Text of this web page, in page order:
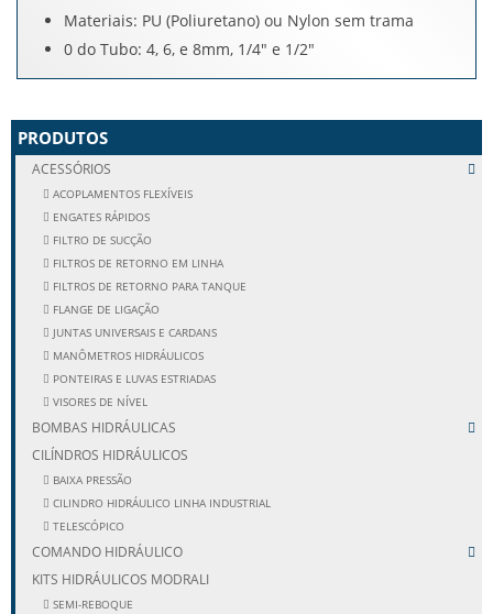
Materiais: PU (Poliuretano) ou Nylon sem trama
0 do Tubo: 4, 6, e 8mm, 1/4" e 1/2"
PRODUTOS
ACESSÓRIOS
ACOPLAMENTOS FLEXÍVEIS
ENGATES RÁPIDOS
FILTRO DE SUCÇÃO
FILTROS DE RETORNO EM LINHA
FILTROS DE RETORNO PARA TANQUE
FLANGE DE LIGAÇÃO
JUNTAS UNIVERSAIS E CARDANS
MANÔMETROS HIDRÁULICOS
PONTEIRAS E LUVAS ESTRIADAS
VISORES DE NÍVEL
BOMBAS HIDRÁULICAS
CILÍNDROS HIDRÁULICOS
BAIXA PRESSÃO
CILINDRO HIDRÁULICO LINHA INDUSTRIAL
TELESCÓPICO
COMANDO HIDRÁULICO
KITS HIDRÁULICOS MODRALI
SEMI-REBOQUE